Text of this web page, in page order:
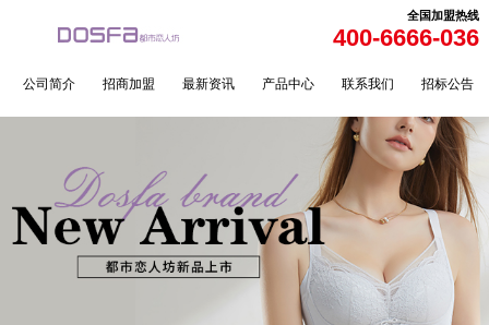
全国加盟热线
400-6666-036
公司简介 招商加盟 最新资讯 产品中心 联系我们 招标公告